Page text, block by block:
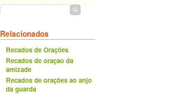
Relacionados
Recados de Orações
Recados de oraçao da
amizade
Recados de orações ao anjo
da guarda